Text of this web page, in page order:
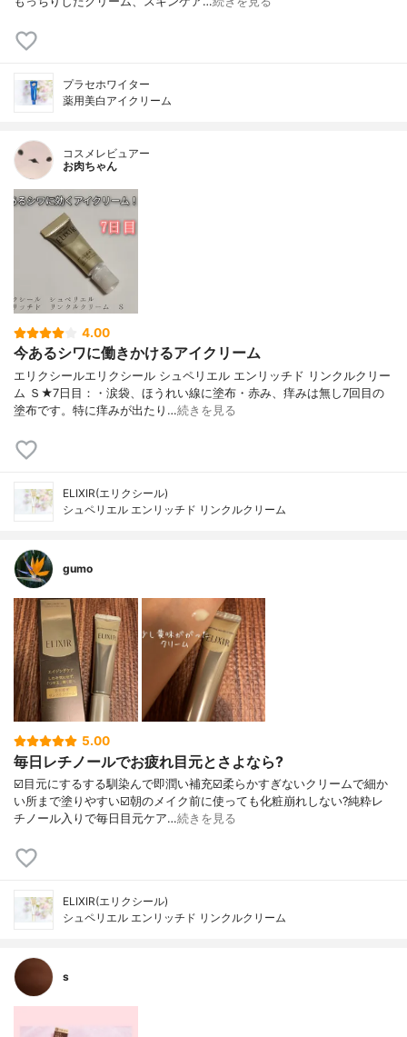
プラセホワイター
薬用美白アイクリーム
コスメレビュアー
お肉ちゃん
4.00
今あるシワに働きかけるアイクリーム
エリクシールエリクシール シュペリエル エンリッチド リンクルクリー
ム Ｓ★7日目：・涙袋、ほうれい線に塗布・赤み、痒みは無し7回目の
塗布です。特に痒みが出たり…続きを見る
ELIXIR(エリクシール)
シュペリエル エンリッチド リンクルクリーム
gumo
5.00
毎日レチノールでお疲れ目元とさよなら?
☑️目元にするする馴染んで即潤い補充☑️柔らかすぎないクリームで細か
い所まで塗りやすい☑️朝のメイク前に使っても化粧崩れしない?純粋レ
チノール入りで毎日目元ケア…続きを見る
ELIXIR(エリクシール)
シュペリエル エンリッチド リンクルクリーム
s